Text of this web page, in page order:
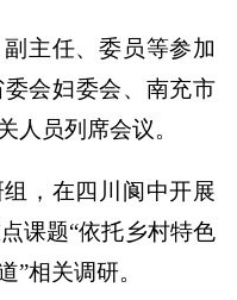
主任、委员等参加
会妇委会、南充市
人员列席会议。
，在四川阆中开展
课题“依托乡村特色
”相关调研。